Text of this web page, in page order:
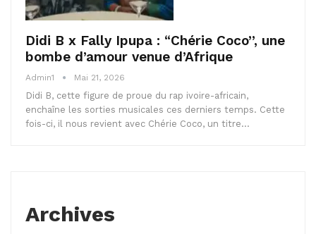
Didi B x Fally Ipupa : “Chérie Coco”, une
bombe d’amour venue d’Afrique
Admin1 Mai 21, 2026
Didi B, cette figure de proue du rap ivoire-africain,
enchaîne les sorties musicales ces derniers temps. Cette
fois-ci, il nous revient avec Chérie Coco, un titre…
Archives